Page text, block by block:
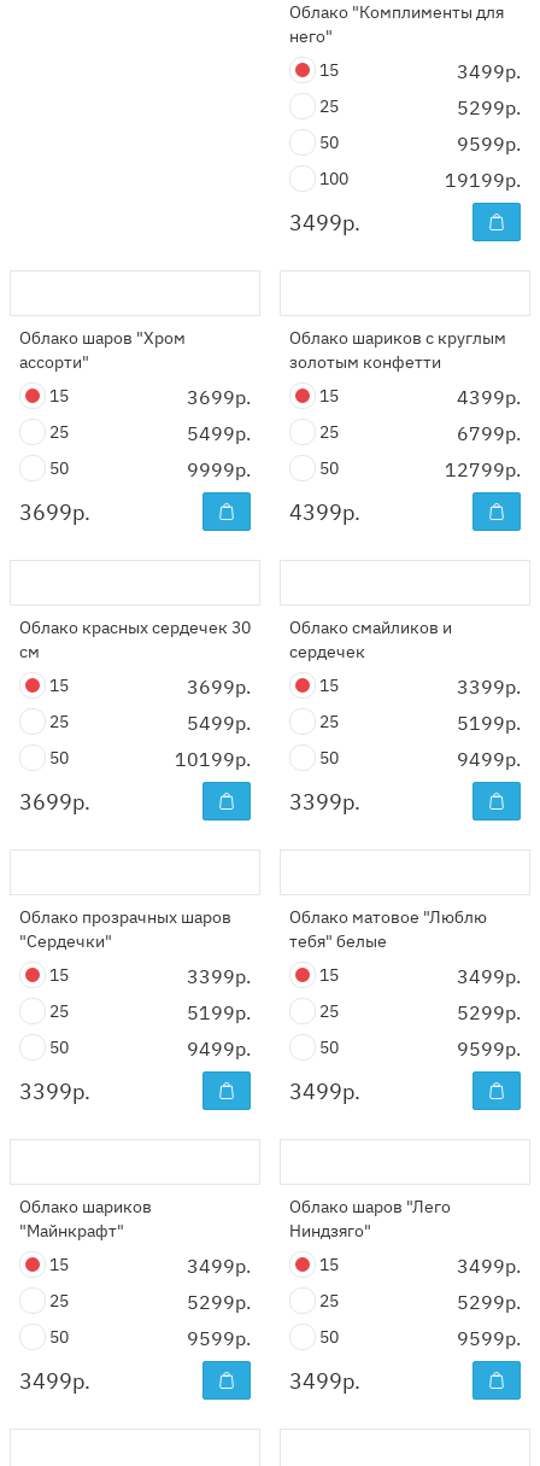
Облако "Комплименты для
него"
15
3499р.
25 5299р.
50 9599р.
100 19199р.
3499р.
Облако шаров "Хром
ассорти"
15
3699р.
25 5499р.
50 9999р.
3699р.
Облако шариков с круглым
золотым конфетти
15
4399р.
25 6799р.
50 12799р.
4399р.
Облако красных сердечек 30
см
15
3699р.
25 5499р.
50 10199р.
3699р.
Облако смайликов и
сердечек
15
3399р.
25 5199р.
50 9499р.
3399р.
Облако прозрачных шаров
"Сердечки"
15
3399р.
25 5199р.
50 9499р.
3399р.
Облако матовое "Люблю
тебя" белые
15
3499р.
25 5299р.
50 9599р.
3499р.
Облако шариков
"Майнкрафт"
15
3499р.
25 5299р.
50 9599р.
3499р.
Облако шаров "Лего
Ниндзяго"
15
3499р.
25 5299р.
50 9599р.
3499р.